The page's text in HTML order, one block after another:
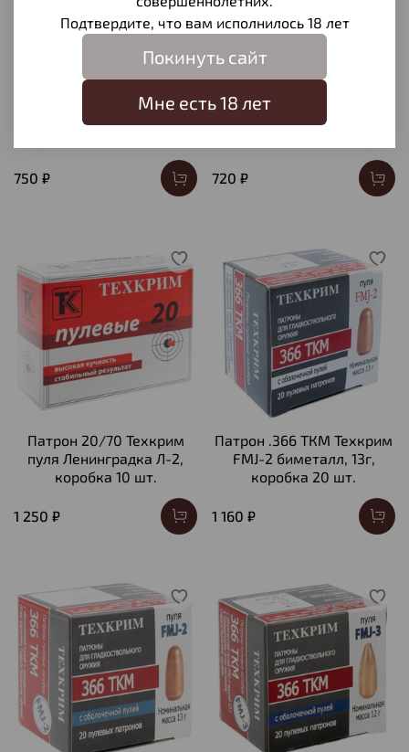
Патрон 20/70 Техкрим
"Экспресс" №5, коробка
750 ₽
Патрон 20/70 Техкрим
"Экспресс" картечь 8,0,
720 ₽
Патрон 20/70 Техкрим
пуля Ленинградка Л-2,
коробка 10 шт.
1 250 ₽
Патрон .366 ТКМ Техкрим
FMJ-2 биметалл, 13г,
коробка 20 шт.
1 160 ₽
Подтвердите, что вам исполнилось 18 лет
Покинуть сайт
Мне есть 18 лет